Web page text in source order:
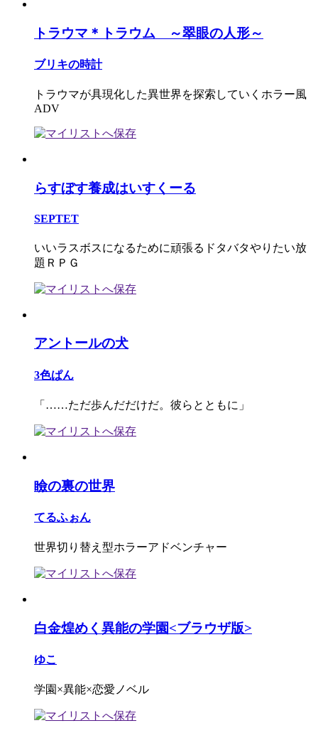
トラウマ＊トラウム ～翠眼の人形～
ブリキの時計
トラウマが具現化した異世界を探索していくホラー風
ADV
らすぼす養成はいすくーる
SEPTET
いいラスボスになるために頑張るドタバタやりたい放
題ＲＰＧ
アントールの犬
3色ぱん
「……ただ歩んだだけだ。彼らとともに」
瞼の裏の世界
てるふぉん
世界切り替え型ホラーアドベンチャー
白金煌めく異能の学園<ブラウザ版>
ゆこ
学園×異能×恋愛ノベル